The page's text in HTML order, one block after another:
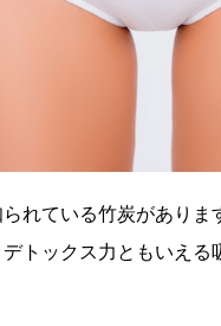
れている竹炭があり
トックス力ともいえ